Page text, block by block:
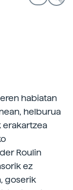
habiatan
helburua
erakartzea
Roulin
ez
goserik